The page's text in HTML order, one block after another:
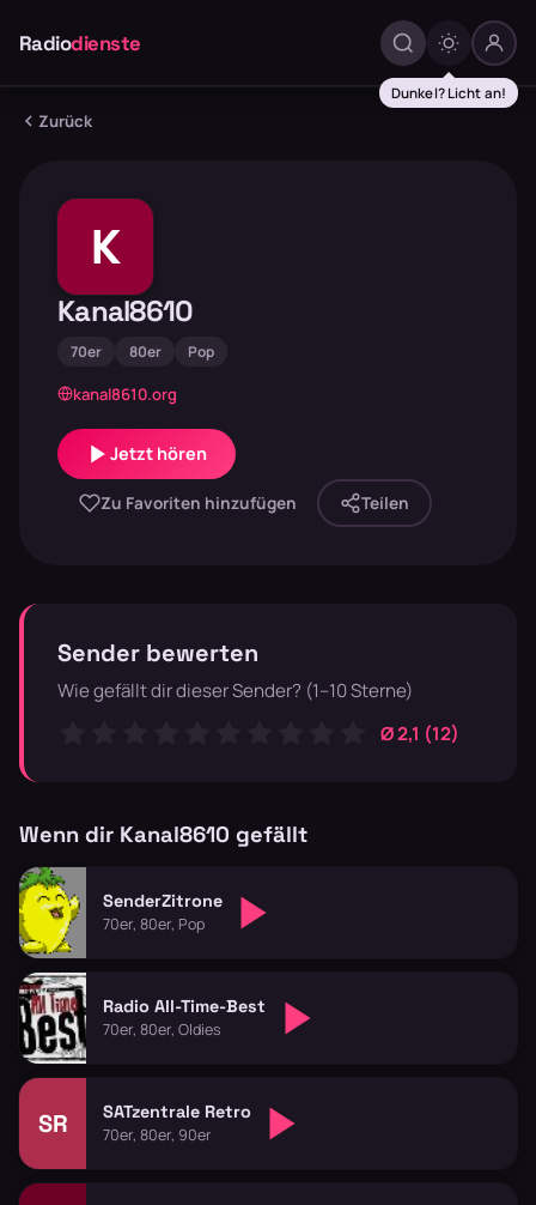
Radiodienste
Dunkel? Licht an!
Zurück
K
Kanal8610
70er 80er Pop
kanal8610.org
Jetzt hören
Zu Favoriten hinzufügen Teilen
Sender bewerten
Wie gefällt dir dieser Sender? (1–10 Sterne)
Ø 2,1 (12)
Wenn dir Kanal8610 gefällt
SenderZitrone
70er, 80er, Pop
Radio All-Time-Best
70er, 80er, Oldies
SR SATzentrale Retro
70er, 80er, 90er